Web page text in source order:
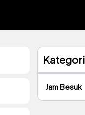
Kategori
Jam Besuk